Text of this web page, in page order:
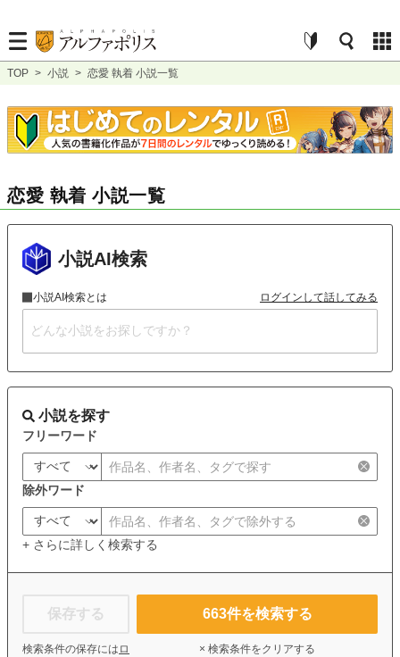
TOP > 小説 > 恋愛 執着 小説一覧
恋愛 執着 小説一覧
小説AI検索
小説AI検索とは ログインして話してみる
小説を探す
フリーワード
除外ワード
+ さらに詳しく検索する
保存する
検索条件の保存には ロ
663件を検索する
× 検索条件をクリアする